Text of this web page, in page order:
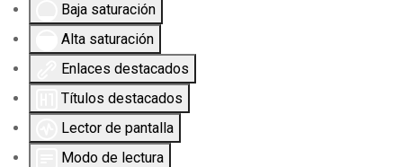
Baja saturación
Alta saturación
Enlaces destacados
Títulos destacados
Lector de pantalla
Modo de lectura